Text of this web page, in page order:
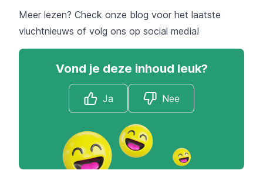
Meer lezen? Check onze blog voor het laatste
vluchtnieuws of volg ons op social media!
Vond je deze inhoud leuk?
Ja Nee